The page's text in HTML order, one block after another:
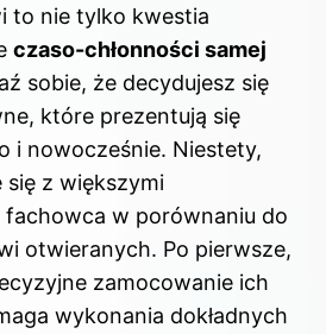
to nie tylko kwestia
czaso-chłonności samej
sobie, że decydujesz się
które prezentują się
i nowocześnie. Niestety,
z większymi
fachowca w porównaniu do
otwieranych. Po pierwsze,
zamocowanie ich
wykonania dokładnych